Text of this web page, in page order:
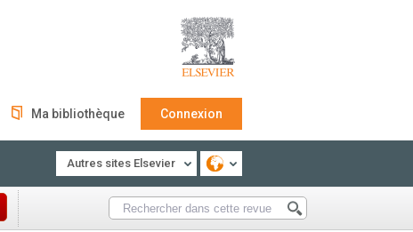
Ma bibliothèque Connexion
Autres sites Elsevier